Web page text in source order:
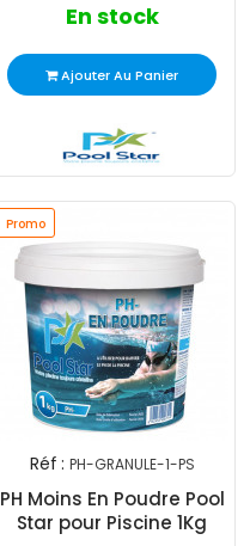
En stock
Ajouter Au Panier
Promo
Réf : PH-GRANULE-1-PS
PH Moins En Poudre Pool
Star pour Piscine 1Kg